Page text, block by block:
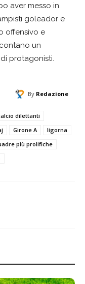
aver messo in
goleador e
offensivo e
un
protagonisti.
By Redazione
dilettanti
Girone A
ligorna
più prolifiche